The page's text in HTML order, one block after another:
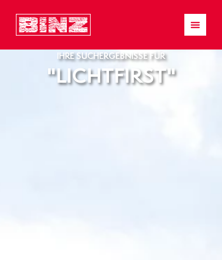
IHRE SUCHERGEBNISSE FÜR
"LICHTFIRST"